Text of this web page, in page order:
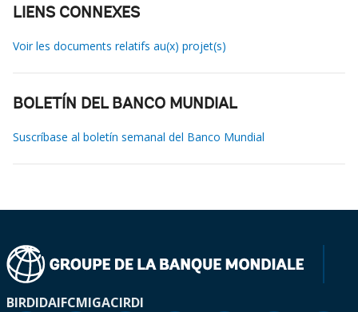
LIENS CONNEXES
Voir les documents relatifs au(x) projet(s)
BOLETÍN DEL BANCO MUNDIAL
Suscríbase al boletín semanal del Banco Mundial
BIRDIDAIFCMIGACIRDI